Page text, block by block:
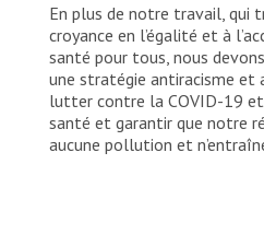
En plus de notre travail, qui
croyance en l’égalité et à
santé pour tous, nous
une stratégie antiracisme et
lutter contre la COVID-19 et
santé et garantir que notre
aucune pollution et